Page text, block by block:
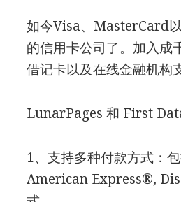
如今Visa、MasterCard
的信用卡公司了。加入成
借记卡以及在线金融机构
LunarPages 和 First
1、支持多种付款方式
American Express®,